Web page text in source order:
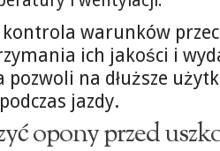
kontrola warunków
ich jakości i
pozwoli na dłuższe
jazdy.
opony przed